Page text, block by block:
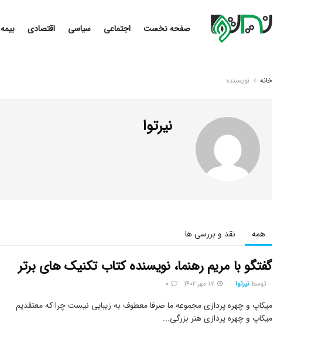
صفحه نخست اجتماعی سیاسی اقتصادی بیمه
خانه نویسنده
نیرتوا
همه نقد و بررسی ها
گفتگو با مریم رهنما، نویسنده کتاب تکنیک های برتر
توسط نیرتوا
میکاپ و چهره پردازی مجموعه ما صرفا معطوف به زیبایی نیست چرا که معتقدیم
میکاپ و چهره پردازی هنر بزرگی...